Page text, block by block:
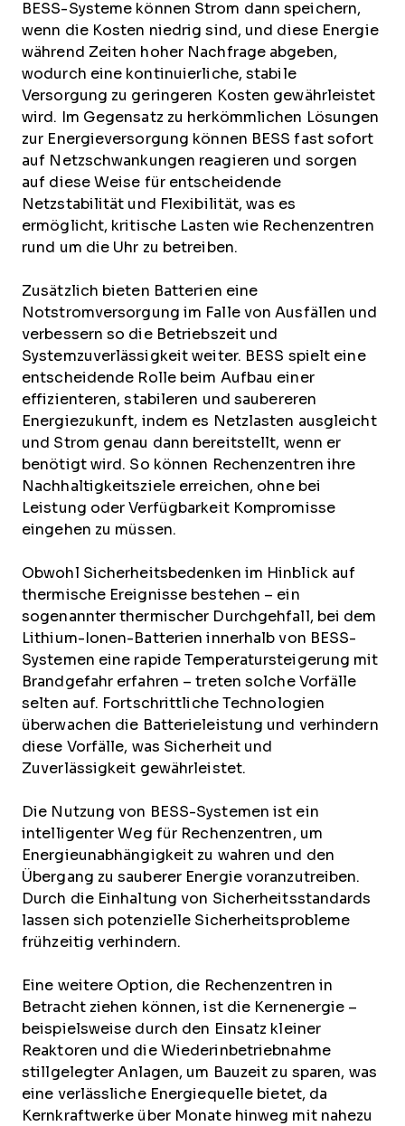
BESS-Systeme können Strom dann speichern,
wenn die Kosten niedrig sind, und diese Energie
während Zeiten hoher Nachfrage abgeben,
wodurch eine kontinuierliche, stabile
Versorgung zu geringeren Kosten gewährleistet
wird. Im Gegensatz zu herkömmlichen Lösungen
zur Energieversorgung können BESS fast sofort
auf Netzschwankungen reagieren und sorgen
auf diese Weise für entscheidende
Netzstabilität und Flexibilität, was es
ermöglicht, kritische Lasten wie Rechenzentren
rund um die Uhr zu betreiben.
Zusätzlich bieten Batterien eine
Notstromversorgung im Falle von Ausfällen und
verbessern so die Betriebszeit und
Systemzuverlässigkeit weiter. BESS spielt eine
entscheidende Rolle beim Aufbau einer
effizienteren, stabileren und saubereren
Energiezukunft, indem es Netzlasten ausgleicht
und Strom genau dann bereitstellt, wenn er
benötigt wird. So können Rechenzentren ihre
Nachhaltigkeitsziele erreichen, ohne bei
Leistung oder Verfügbarkeit Kompromisse
eingehen zu müssen.
Obwohl Sicherheitsbedenken im Hinblick auf
thermische Ereignisse bestehen – ein
sogenannter thermischer Durchgehfall, bei dem
Lithium-Ionen-Batterien innerhalb von BESS-
Systemen eine rapide Temperatursteigerung mit
Brandgefahr erfahren – treten solche Vorfälle
selten auf. Fortschrittliche Technologien
überwachen die Batterieleistung und verhindern
diese Vorfälle, was Sicherheit und
Zuverlässigkeit gewährleistet.
Die Nutzung von BESS-Systemen ist ein
intelligenter Weg für Rechenzentren, um
Energieunabhängigkeit zu wahren und den
Übergang zu sauberer Energie voranzutreiben.
Durch die Einhaltung von Sicherheitsstandards
lassen sich potenzielle Sicherheitsprobleme
frühzeitig verhindern.
Eine weitere Option, die Rechenzentren in
Betracht ziehen können, ist die Kernenergie –
beispielsweise durch den Einsatz kleiner
Reaktoren und die Wiederinbetriebnahme
stillgelegter Anlagen, um Bauzeit zu sparen, was
eine verlässliche Energiequelle bietet, da
Kernkraftwerke über Monate hinweg mit nahezu